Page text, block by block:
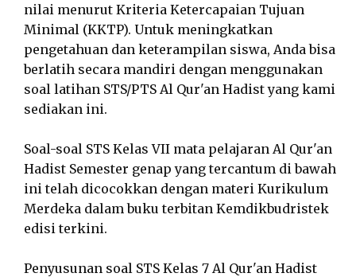
nilai menurut Kriteria Ketercapaian Tujuan
Minimal (KKTP). Untuk meningkatkan
pengetahuan dan keterampilan siswa, Anda bisa
berlatih secara mandiri dengan menggunakan
soal latihan STS/PTS Al Qur'an Hadist yang kami
sediakan ini.
Soal-soal STS Kelas VII mata pelajaran Al Qur'an
Hadist Semester genap yang tercantum di bawah
ini telah dicocokkan dengan materi Kurikulum
Merdeka dalam buku terbitan Kemdikbudristek
edisi terkini.
Penyusunan soal STS Kelas 7 Al Qur'an Hadist